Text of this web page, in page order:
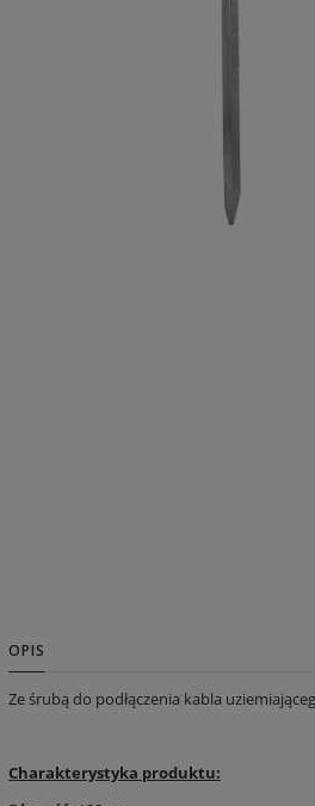
OPIS
Ze śrubą do podłączenia kabla
Charakterystyka produktu: